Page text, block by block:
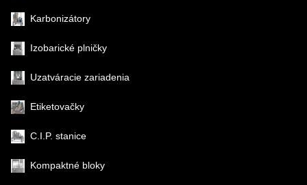
Karbonizátory
Izobarické plničky
Uzatváracie zariadenia
Etiketovačky
C.I.P. stanice
Kompaktné bloky